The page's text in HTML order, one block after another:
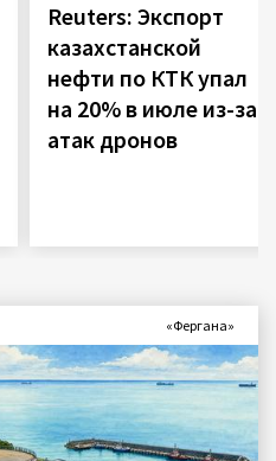
Reuters: Экспорт
казахстанской
нефти по КТК упал
на 20% в июле из-за
атак дронов
«Фергана»